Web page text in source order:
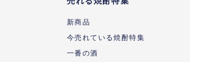
新商品
今売れている焼酎特集
一番の酒